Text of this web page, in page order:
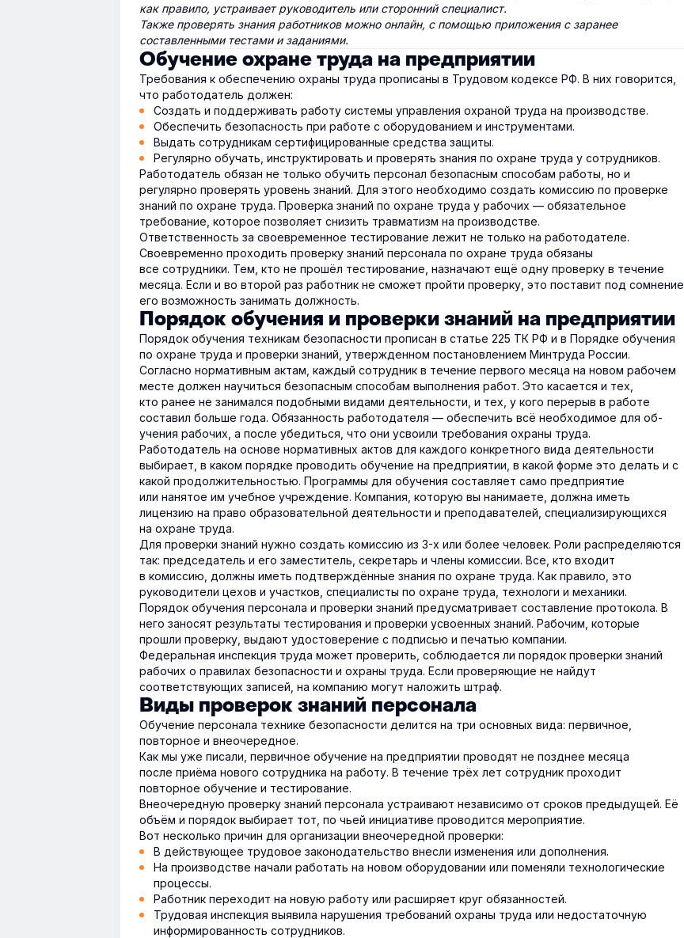
как правило, устраивает руководитель или сторонний специалист.
Также проверять знания работников можно онлайн, с помощью приложения с заранее
составленными тестами и заданиями.
Обучение охране труда на предприятии
Требования к обеспечению охраны труда прописаны в Трудовом кодексе РФ. В них говорится,
что работодатель должен:
Создать и поддерживать работу системы управления охраной труда на производстве.
Обеспечить безопасность при работе с оборудованием и инструментами.
Выдать сотрудникам сертифицированные средства защиты.
Регулярно обучать, инструктировать и проверять знания по охране труда у сотрудников.
Работодатель обязан не только обучить персонал безопасным способам работы, но и
регулярно проверять уровень знаний. Для этого необходимо создать комиссию по проверке
знаний по охране труда. Проверка знаний по охране труда у рабочих — обязательное
требование, которое позволяет снизить травматизм на производстве.
Ответственность за своевременное тестирование лежит не только на работодателе.
Своевременно проходить проверку знаний персонала по охране труда обязаны
все сотрудники. Тем, кто не прошёл тестирование, назначают ещё одну проверку в течение
месяца. Если и во второй раз работник не сможет пройти проверку, это поставит под сомнение
его возможность занимать должность.
Порядок обучения и проверки знаний на предприятии
Порядок обучения техникам безопасности прописан в статье 225 ТК РФ и в Порядке обучения
по охране труда и проверки знаний, утвержденном постановлением Минтруда России.
Согласно нормативным актам, каждый сотрудник в течение первого месяца на новом рабочем
месте должен научиться безопасным способам выполнения работ. Это касается и тех,
кто ранее не занимался подобными видами деятельности, и тех, у кого перерыв в работе
составил больше года. Обязанность работодателя — обеспечить всё необходимое для об­
учения рабочих, а после убедиться, что они усвоили требования охраны труда.
Работодатель на основе нормативных актов для каждого конкретного вида деятельности
выбирает, в каком порядке проводить обучение на предприятии, в какой форме это делать и с
какой продолжительностью. Программы для обучения составляет само предприятие
или нанятое им учебное учреждение. Компания, которую вы нанимаете, должна иметь
лицензию на право образовательной деятельности и преподавателей, специализирующихся
на охране труда.
Для проверки знаний нужно создать комиссию из 3-х или более человек. Роли распределяются
так: председатель и его заместитель, секретарь и члены комиссии. Все, кто входит
в комиссию, должны иметь подтверждённые знания по охране труда. Как правило, это
руководители цехов и участков, специалисты по охране труда, технологи и механики.
Порядок обучения персонала и проверки знаний предусматривает составление протокола. В
него заносят результаты тестирования и проверки усвоенных знаний. Рабочим, которые
прошли проверку, выдают удостоверение с подписью и печатью компании.
Федеральная инспекция труда может проверить, соблюдается ли порядок проверки знаний
рабочих о правилах безопасности и охраны труда. Если проверяющие не найдут
соответствующих записей, на компанию могут наложить штраф.
Виды проверок знаний персонала
Обучение персонала технике безопасности делится на три основных вида: первичное,
повторное и внеочередное.
Как мы уже писали, первичное обучение на предприятии проводят не позднее месяца
после приёма нового сотрудника на работу. В течение трёх лет сотрудник проходит
повторное обучение и тестирование.
Внеочередную проверку знаний персонала устраивают независимо от сроков предыдущей. Её
объём и порядок выбирает тот, по чьей инициативе проводится мероприятие.
Вот несколько причин для организации внеочередной проверки:
В действующее трудовое законодательство внесли изменения или дополнения.
На производстве начали работать на новом оборудовании или поменяли технологические
процессы.
Работник переходит на новую работу или расширяет круг обязанностей.
Трудовая инспекция выявила нарушения требований охраны труда или недостаточную
информированность сотрудников.